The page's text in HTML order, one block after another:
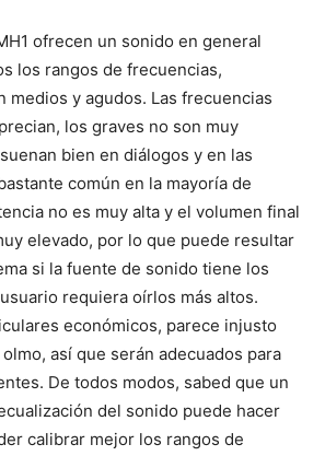
ofrecen un sonido en general
los rangos de frecuencias,
medios y agudos. Las frecuencias
los graves no son muy
bien en diálogos y en las
común en la mayoría de
no es muy alta y el volumen final
elevado, por lo que puede resultar
si la fuente de sonido tiene los
requiera oírlos más altos.
económicos, parece injusto
así que serán adecuados para
De todos modos, sabed que un
del sonido puede hacer
calibrar mejor los rangos de